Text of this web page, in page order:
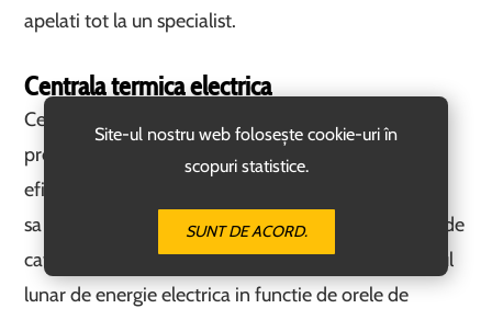
Site-ul nostru web folosește cookie-uri în
scopuri statistice.
SUNT DE ACORD.
apelati tot la un specialist.
Centrala termica electrica
Centrala termica electrica reprezinta o alta solutie
preferata dat fiind faptul ca ofera incalzire rapida si
eficienta. Este bine de stiut ca in acest caz este bine
sa alegeti centrala in functie de puterea specificata de
catre producator si sa incercati sa estimati consumul
lunar de energie electrica in functie de orele de